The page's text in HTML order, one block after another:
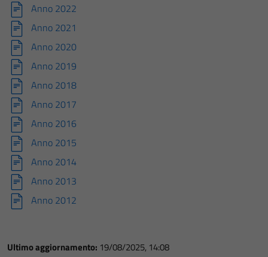
Anno 2022
Anno 2021
Anno 2020
Anno 2019
Anno 2018
Anno 2017
Anno 2016
Anno 2015
Anno 2014
Anno 2013
Anno 2012
Ultimo aggiornamento: 19/08/2025, 14:08